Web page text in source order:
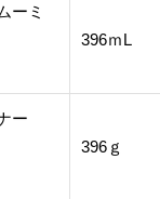
ーミ
396ｍL
ー
396ｇ